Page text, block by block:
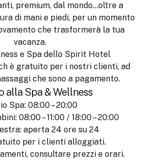
premium, dal mondo…oltre a
di mani e piedi, per un momento
che trasformerà la tua
vacanza.
e Spa dello Spirit Hotel
è gratuito per i nostri clienti, ad
che sono a pagamento.
alla Spa & Wellness
Spa: 08:00 – 20:00
08:00 – 11:00 / 18:00 – 20:00
aperta 24 ore su 24
per i clienti alloggiati.
consultare prezzi e orari.